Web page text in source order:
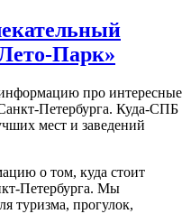
Парк»
про интересные
Петербурга. Куда-СПБ
мест и заведений
о том, куда стоит
Петербурга. Мы
туризма, прогулок,